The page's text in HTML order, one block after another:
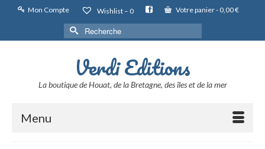
Mon Compte Wishlist – 0 Votre panier- 0,00€
Rechercher :
Verdi Editions
La boutique de Houat, de la Bretagne, des îles et de la mer
Menu